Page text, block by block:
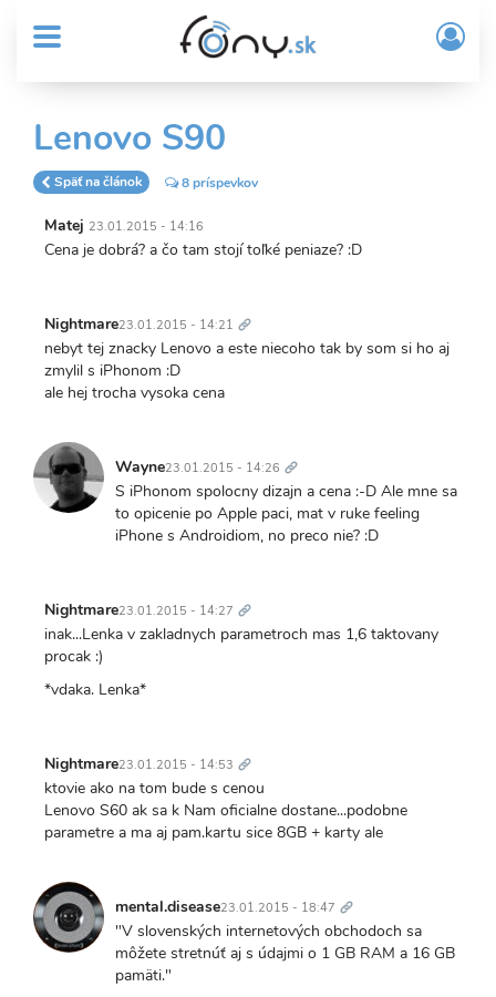
obsah
MENU
Sub
Header
menu
User
account
menu
/
Lenovo S90
Späť na článok 8 príspevkov
Matej 23.01.2015 - 14:16
Cena je dobrá? a čo tam stojí toľké peniaze? :D
Nightmare23.01.2015 - 14:21 odkaz
nebyt tej znacky Lenovo a este niecoho tak by som si ho aj
zmylil s iPhonom :D
ale hej trocha vysoka cena
Wayne23.01.2015 - 14:26 odkaz
S iPhonom spolocny dizajn a cena :-D Ale mne sa
to opicenie po Apple paci, mat v ruke feeling
iPhone s Androidiom, no preco nie? :D
Nightmare23.01.2015 - 14:27 odkaz
inak...Lenka v zakladnych parametroch mas 1,6 taktovany
procak :)
*vdaka. Lenka*
Nightmare23.01.2015 - 14:53 odkaz
ktovie ako na tom bude s cenou
Lenovo S60 ak sa k Nam oficialne dostane...podobne
parametre a ma aj pam.kartu sice 8GB + karty ale
mental.disease23.01.2015 - 18:47 odkaz
"V slovenských internetových obchodoch sa
môžete stretnúť aj s údajmi o 1 GB RAM a 16 GB
pamäti."